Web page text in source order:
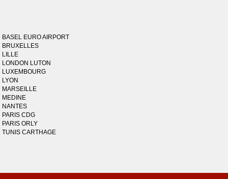
BASEL EURO AIRPORT
BRUXELLES
LILLE
LONDON LUTON
LUXEMBOURG
LYON
MARSEILLE
MEDINE
NANTES
PARIS CDG
PARIS ORLY
TUNIS CARTHAGE